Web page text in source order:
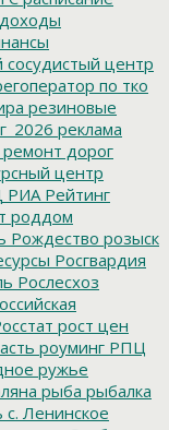
сосудистый центр
по тко
резиновые
реклама
ремонт дорог
центр
РИА Рейтинг
роддом
Рождество розыск
Росгвардия
Рослесхоз
рост цен
роуминг РПЦ
ружье
рыба рыбалка
с. Ленинское